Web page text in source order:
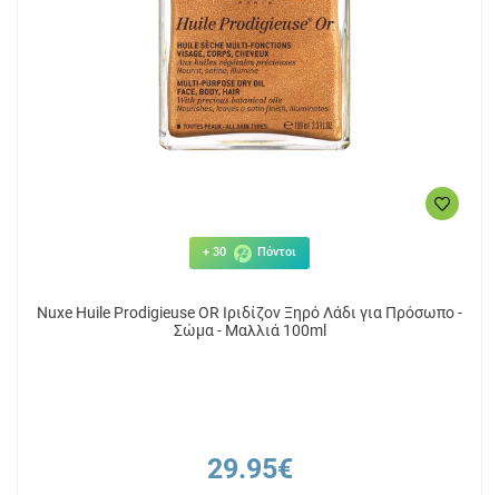
+ 30 Πόντοι
Nuxe Huile Prodigieuse OR Ιριδίζον Ξηρό Λάδι για Πρόσωπο -
Σώμα - Μαλλιά 100ml
29.95€